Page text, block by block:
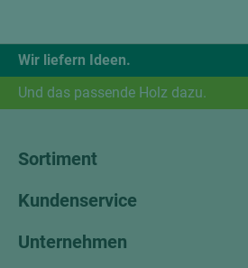
Wir liefern Ideen.
Und das passende Holz dazu.
Sortiment
Kundenservice
Unternehmen